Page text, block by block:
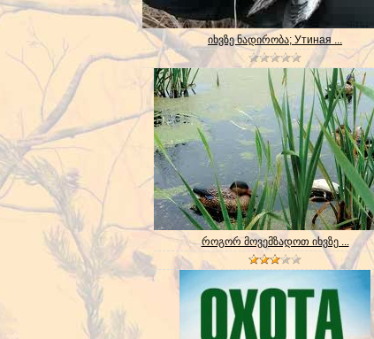
იხვზე ნადირობა; Утиная ...
როგორ მოვემზადოთ იხვზე ...